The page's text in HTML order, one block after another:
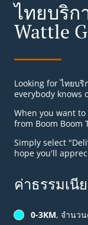
ไทยบริก
Wattle
Looking for ไทยบริ
everybody knows
When you want
from Boom Boom
Simply select
hope you'll
ค่าธรรมเนี
0-3KM, จำนว